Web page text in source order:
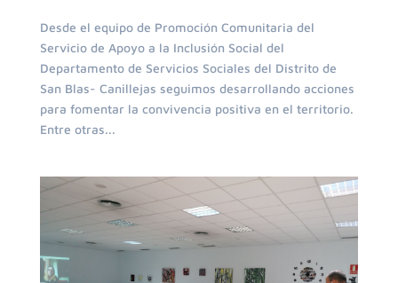
Desde el equipo de Promoción Comunitaria del
Servicio de Apoyo a la Inclusión Social del
Departamento de Servicios Sociales del Distrito de
San Blas- Canillejas seguimos desarrollando acciones
para fomentar la convivencia positiva en el territorio.
Entre otras...